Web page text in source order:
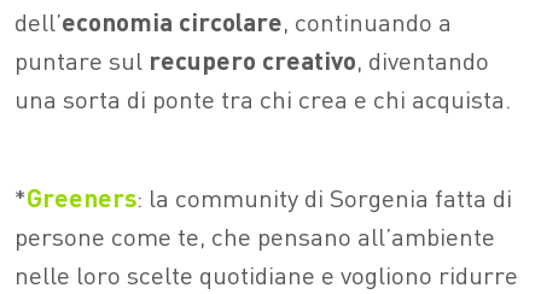
dell’economia circolare, continuando a
puntare sul recupero creativo, diventando
una sorta di ponte tra chi crea e chi acquista.
*Greeners: la community di Sorgenia fatta di
persone come te, che pensano all’ambiente
nelle loro scelte quotidiane e vogliono ridurre